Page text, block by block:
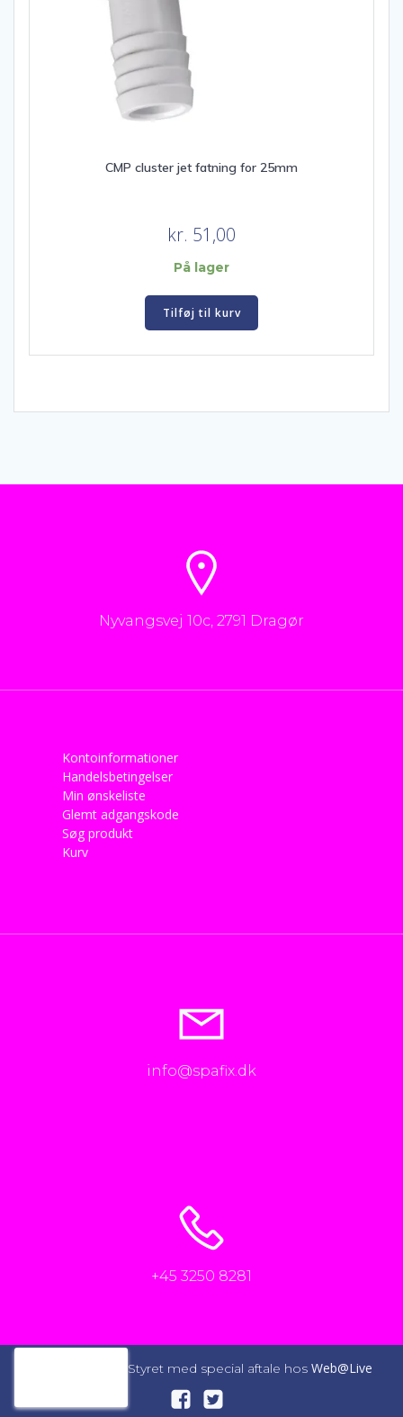
CMP cluster jet fatning for 25mm
kr. 51,00
På lager
Tilføj til kurv
Nyvangsvej 10c, 2791 Dragør
Kontoinformationer
Handelsbetingelser
Min ønskeliste
Glemt adgangskode
Søg produkt
Kurv
info@spafix.dk
+45 3250 8281
© 2026 SpaFix. Styret med special aftale hos Web@Live